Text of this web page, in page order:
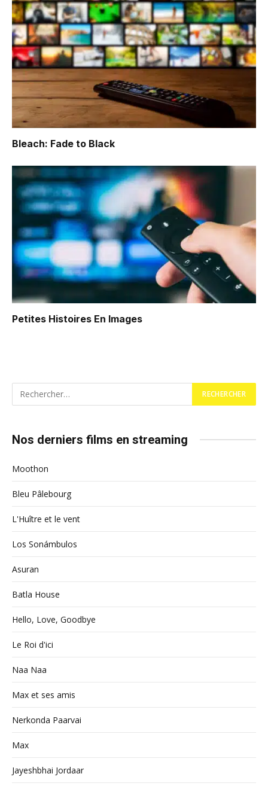
Bleach: Fade to Black
Petites Histoires En Images
Nos derniers films en streaming
Moothon
Bleu Pâlebourg
L'Huître et le vent
Los Sonámbulos
Asuran
Batla House
Hello, Love, Goodbye
Le Roi d'ici
Naa Naa
Max et ses amis
Nerkonda Paarvai
Max
Jayeshbhai Jordaar